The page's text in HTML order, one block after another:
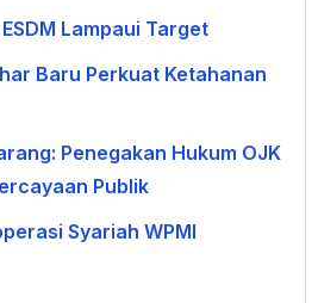
Lampaui Target
Baru Perkuat Ketahanan
Penegakan Hukum OJK
Publik
Syariah WPMI